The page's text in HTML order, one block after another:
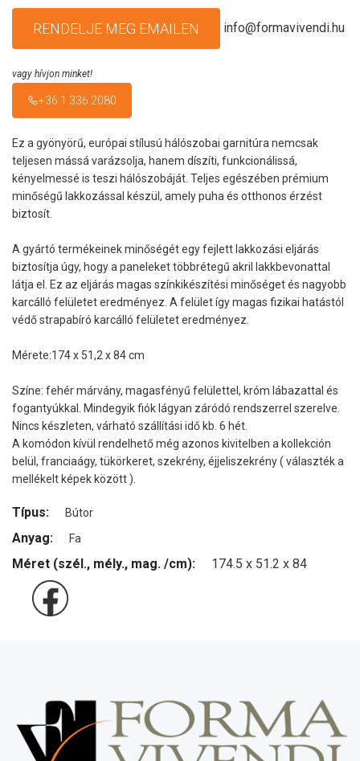
RENDELJE MEG EMAILEN info@formavivendi.hu
vagy hívjon minket!
+36 1 336 2080
Ez a gyönyörű, európai stílusú hálószobai garnitúra nemcsak
teljesen mássá varázsolja, hanem díszíti, funkcionálissá,
kényelmessé is teszi hálószobáját. Teljes egészében prémium
minőségű lakkozással készül, amely puha és otthonos érzést
biztosít.
A gyártó termékeinek minőségét egy fejlett lakkozási eljárás
biztosítja úgy, hogy a paneleket többrétegű akril lakkbevonattal
látja el. Ez az eljárás magas színkikészítési minőséget és nagyobb
karcálló felületet eredményez. A felület így magas fizikai hatástól
védő strapabíró karcálló felületet eredményez.
Mérete:174 x 51,2 x 84 cm
Színe: fehér márvány, magasfényű felülettel, króm lábazattal és
fogantyúkkal. Mindegyik fiók lágyan záródó rendszerrel szerelve.
Nincs készleten, várható szállítási idő kb. 6 hét.
A komódon kívül rendelhető még azonos kivitelben a kollekción
belül, franciaágy, tükörkeret, szekrény, éjjeliszekrény ( választék a
mellékelt képek között ).
Típus: Bútor
Anyag: Fa
Méret (szél., mély., mag. /cm): 174.5 x 51.2 x 84